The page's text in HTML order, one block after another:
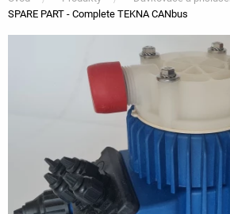
SPARE PART - Complete TEKNA CANbus